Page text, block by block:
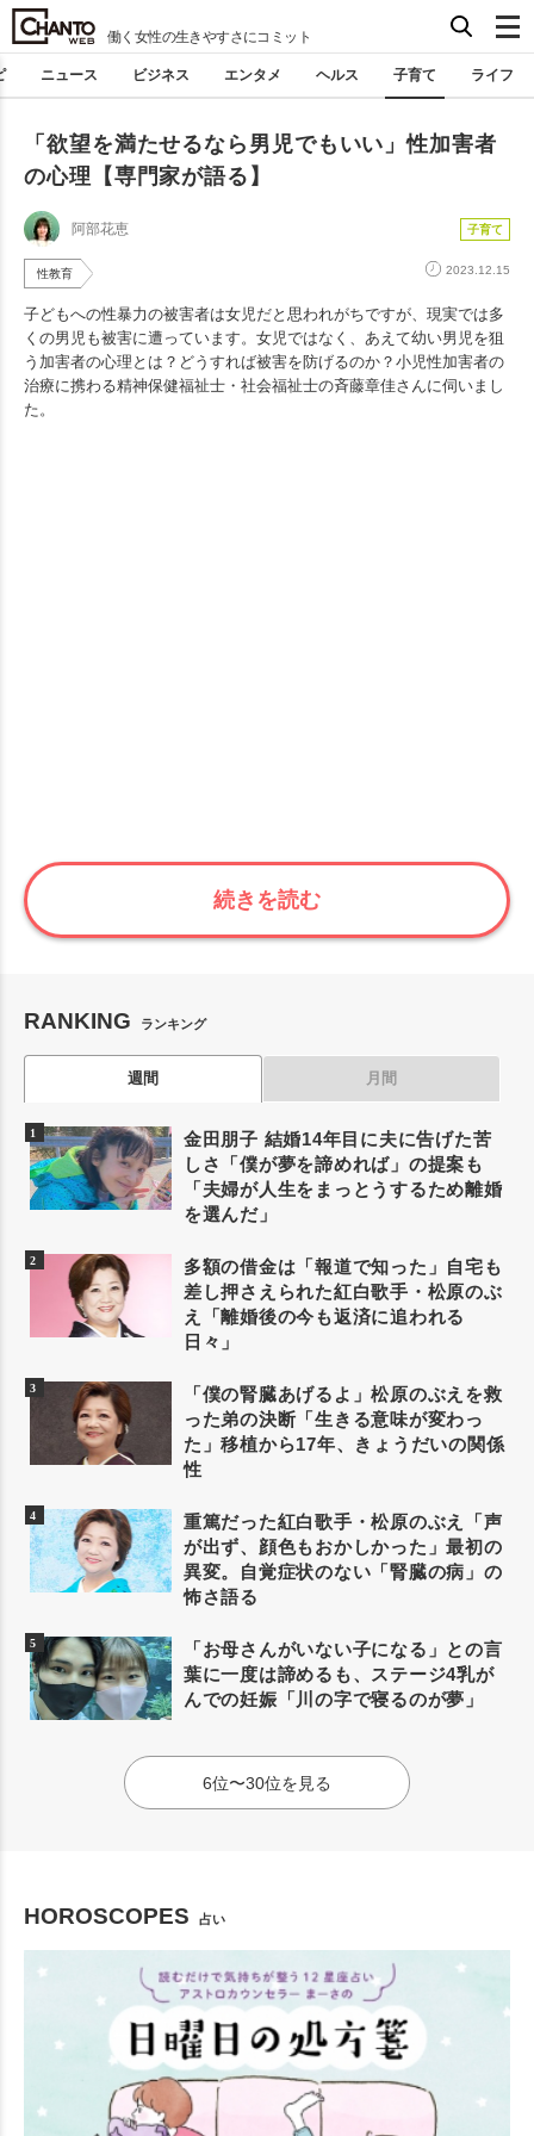
働く女性の生きやすさにコミット
ニュース ビジネス エンタメ ヘルス 子育て ライフ
「欲望を満たせるなら男児でもいい」性加害者
の心理【専門家が語る】
阿部花恵 子育て
性教育 2023.12.15
子どもへの性暴力の被害者は女児だと思われがちですが、現実では多
くの男児も被害に遭っています。女児ではなく、あえて幼い男児を狙
う加害者の心理とは？どうすれば被害を防げるのか？小児性加害者の
治療に携わる精神保健福祉士・社会福祉士の斉藤章佳さんに伺いまし
た。
続きを読む
RANKING ランキング
週間 月間
金田朋子 結婚14年目に夫に告げた苦
しさ「僕が夢を諦めれば」の提案も
「夫婦が人生をまっとうするため離婚
を選んだ」
多額の借金は「報道で知った」自宅も
差し押さえられた紅白歌手・松原のぶ
え「離婚後の今も返済に追われる
日々」
「僕の腎臓あげるよ」松原のぶえを救
った弟の決断「生きる意味が変わっ
た」移植から17年、きょうだいの関係
性
重篤だった紅白歌手・松原のぶえ「声
が出ず、顔色もおかしかった」最初の
異変。自覚症状のない「腎臓の病」の
怖さ語る
「お母さんがいない子になる」との言
葉に一度は諦めるも、ステージ4乳が
んでの妊娠「川の字で寝るのが夢」
6位〜30位を見る
HOROSCOPES 占い